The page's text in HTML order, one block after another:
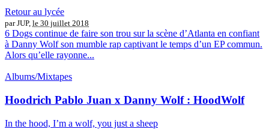
Retour au lycée
par JUP, le 30 juillet 2018
6 Dogs continue de faire son trou sur la scène d’Atlanta en confiant
à Danny Wolf son mumble rap captivant le temps d’un EP commun.
Alors qu’elle rayonne...
Albums/Mixtapes
Hoodrich Pablo Juan x Danny Wolf : HoodWolf
In the hood, I’m a wolf, you just a sheep